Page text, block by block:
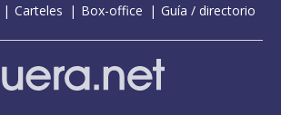
Carteles Box-office Guía / directorio